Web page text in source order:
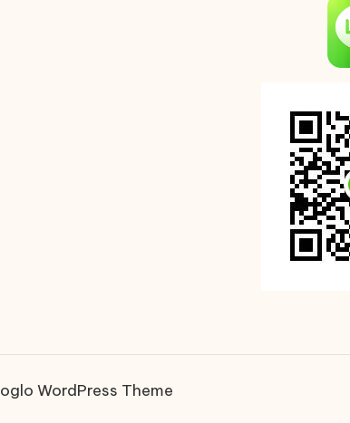
WordPress Theme